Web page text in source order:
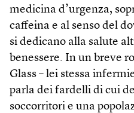
medicina d’urgenza,
caffeina e al senso del
si dedicano alla salute
benessere. In un breve
Glass – lei stessa
parla dei fardelli di cui
soccorritori e una